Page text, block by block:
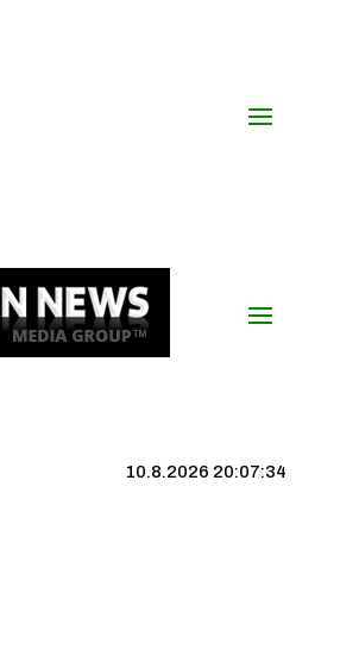
10.8.2026 20:07:35